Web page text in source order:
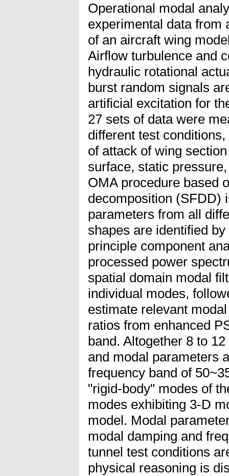
Operational modal
experimental data from
of an aircraft wing
Airflow turbulence and
hydraulic rotational
burst random signals
artificial excitation for
27 sets of data were
different test
of attack of wing
surface, static
OMA procedure based
decomposition (SFDD)
parameters from all
shapes are identified
principle component
processed power
spatial domain modal
individual modes,
estimate relevant
ratios from enhanced
band. Altogether 8 to
and modal parameters
frequency band of
"rigid-body" modes of
modes exhibiting 3-D
model. Modal
modal damping and
tunnel test conditions
physical reasoning is